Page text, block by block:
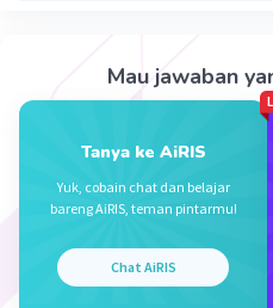
Mau jawaban
Tanya ke AiRIS
Yuk, cobain chat dan belajar
bareng AiRIS, teman pintarmu!
Chat AiRIS